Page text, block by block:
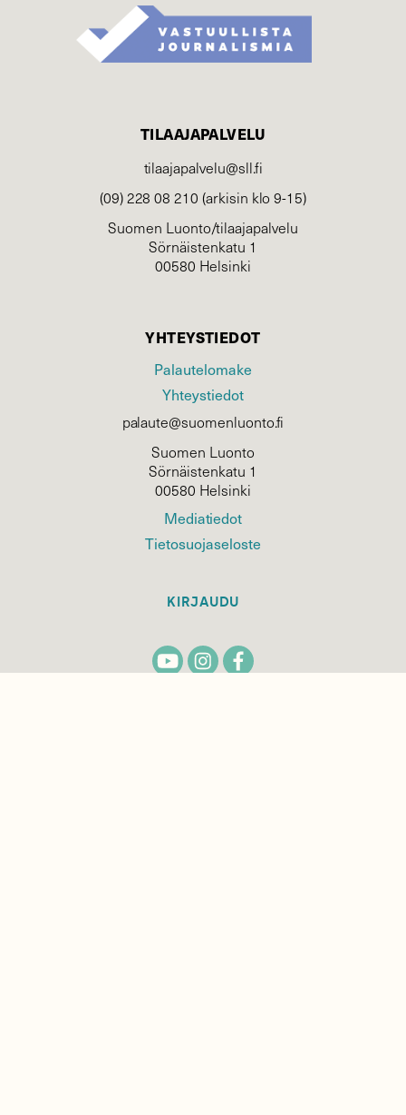
TILAAJAPALVELU
tilaajapalvelu@sll.fi
(09) 228 08 210 (arkisin klo 9-15)
Suomen Luonto/tilaajapalvelu
Sörnäistenkatu 1
00580 Helsinki
YHTEYSTIEDOT
Palautelomake
Yhteystiedot
palaute@suomenluonto.fi
Suomen Luonto
Sörnäistenkatu 1
00580 Helsinki
Mediatiedot
Tietosuojaseloste
KIRJAUDU